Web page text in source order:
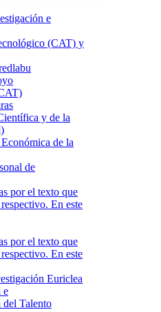
e
(CAT) y
y de la
de la
de
Euriclea
e
del Talento